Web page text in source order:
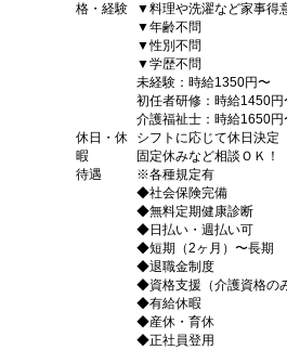
格・経験
▼料理や洗濯など家事得
▼年齢不問
▼性別不問
▼学歴不問
未経験：時給1350円〜
初任者研修：時給1450円
介護福祉士：時給1650円
休日・休
暇
シフトに応じて休日決定
固定休みなど相談ＯＫ！
待遇
※各種規定有
◆社会保険完備
◆無料定期健康診断
◆日払い・週払い可
◆短期（2ヶ月）〜長期
◆退職金制度
◆資格支援（介護資格の
◆有給休暇
◆産休・育休
◆正社員登用